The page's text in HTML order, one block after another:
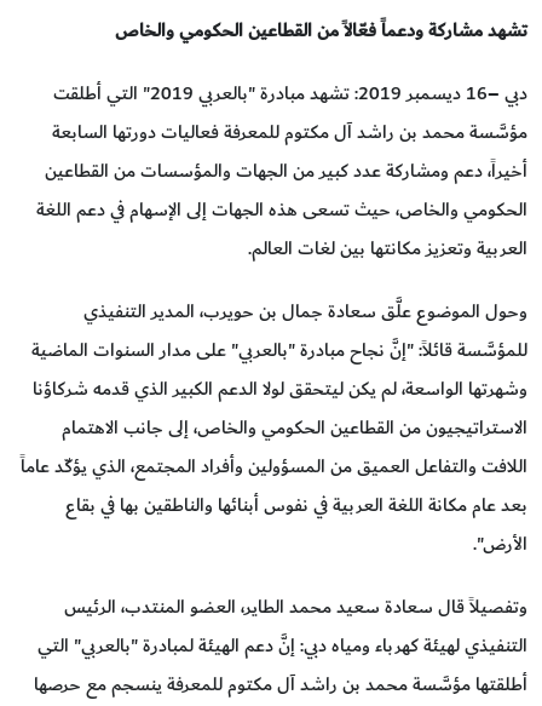
تشهد مشاركة ودعماً فعّالاً من القطاعين الحكومي والخاص
دبي –16 ديسمبر 2019: تشهد مبادرة "بالعربي 2019" التي أطلقت
مؤسَّسة محمد بن راشد آل مكتوم للمعرفة فعاليات دورتها السابعة
أخيراً، دعم ومشاركة عدد كبير من الجهات والمؤسسات من القطاعين
الحكومي والخاص، حيث تسعى هذه الجهات إلى الإسهام في دعم اللغة
العربية وتعزيز مكانتها بين لغات العالم.
وحول الموضوع علَّق سعادة جمال بن حويرب، المدير التنفيذي
للمؤسَّسة قائلاً: "إنَّ نجاح مبادرة "بالعربي" على مدار السنوات الماضية
وشهرتها الواسعة، لم يكن ليتحقق لولا الدعم الكبير الذي قدمه شركاؤنا
الاستراتيجيون من القطاعين الحكومي والخاص، إلى جانب الاهتمام
اللافت والتفاعل العميق من المسؤولين وأفراد المجتمع، الذي يؤكّد عاماً
بعد عام مكانة اللغة العربية في نفوس أبنائها والناطقين بها في بقاع
الأرض".
وتفصيلاً قال سعادة سعيد محمد الطاير، العضو المنتدب، الرئيس
التنفيذي لهيئة كهرباء ومياه دبي: إنَّ دعم الهيئة لمبادرة "بالعربي" التي
أطلقتها مؤسَّسة محمد بن راشد آل مكتوم للمعرفة ينسجم مع حرصها